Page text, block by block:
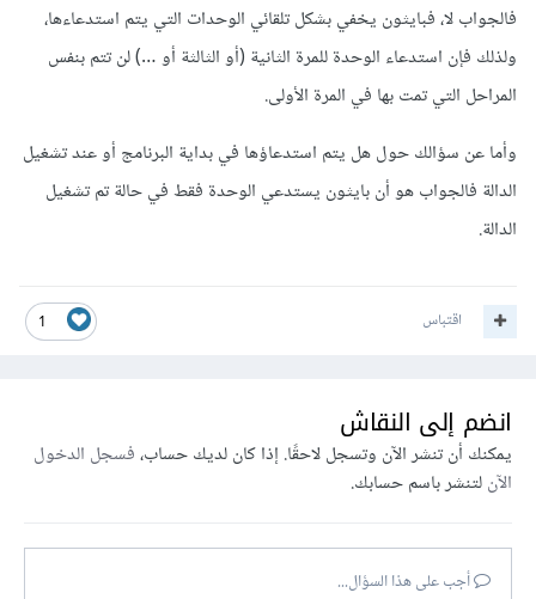
فالجواب لا، فبايثون يخفي بشكل تلقائي الوحدات التي يتم استدعاءها،
ولذلك فإن استدعاء الوحدة للمرة الثانية (أو الثالثة أو …) لن تتم بنفس
المراحل التي تمت بها في المرة الأولى.
وأما عن سؤالك حول هل يتم استدعاؤها في بداية البرنامج أو عند تشغيل
الدالة فالجواب هو أن بايثون يستدعي الوحدة فقط في حالة تم تشغيل
الدالة.
1 اقتباس
انضم إلى النقاش
يمكنك أن تنشر الآن وتسجل لاحقًا. إذا كان لديك حساب،فسجل الدخول
الآنلتنشر باسم حسابك.
أجب على هذا السؤال...